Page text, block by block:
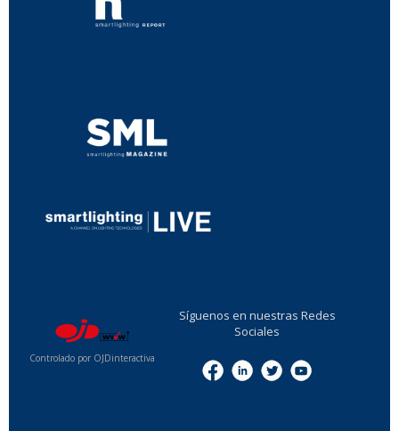
Controlado por OJDinteractiva
Síguenos en nuestras Redes
Sociales